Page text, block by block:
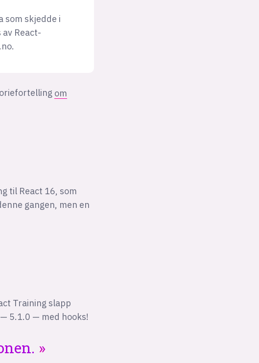
som skjedde i
React-
om
til React 16, som
gangen, men en
Training slapp
5.1.0 — med hooks!